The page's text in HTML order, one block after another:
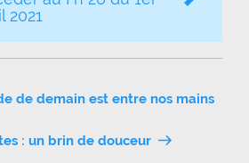
2021
de demain est entre nos mains
: un brin de douceur